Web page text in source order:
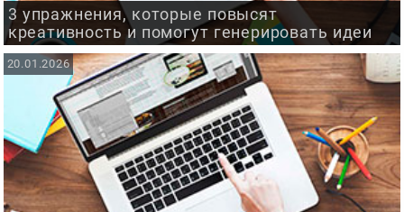
3 упражнения, которые повысят
креативность и помогут генерировать идеи
20.01.2026